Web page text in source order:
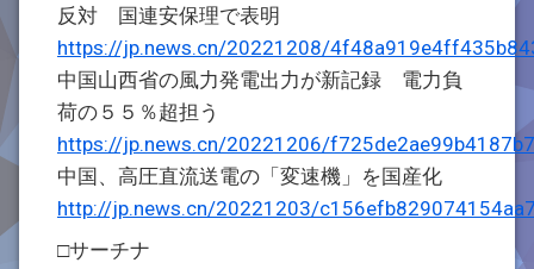
反対 国連安保理で表明
https://jp.news.cn/20221208/
中国山西省の風力発電出力が新記録 電力負
荷の５５％超担う
https://jp.news.cn/20221206/
中国、高圧直流送電の「変速機」を国産化
http://jp.news.cn/20221203/
□サーチナ